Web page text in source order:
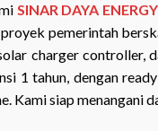
SINAR DAYA ENERGY
pemerintah
charger controller,
tahun, dengan
Kami siap menangani